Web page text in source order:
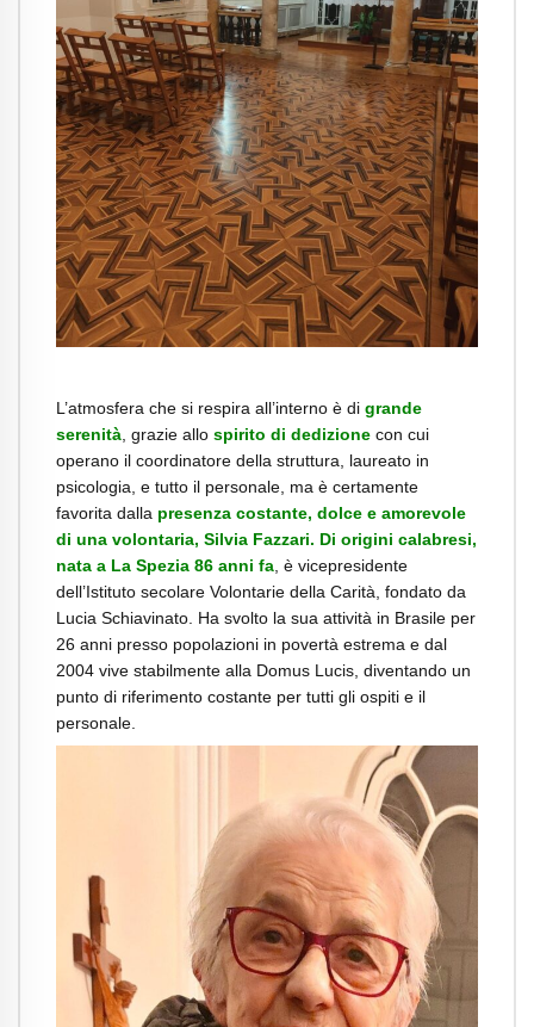
L’atmosfera che si respira all’interno è di grande
serenità , grazie allo spirito di dedizione con cui
operano il coordinatore della struttura, laureato in
psicologia, e tutto il personale, ma è certamente
favorita dalla presenza costante, dolce e amorevole
di una volontaria, Silvia Fazzari. Di origini calabresi,
nata a La Spezia 86 anni fa , è vicepresidente
dell’Istituto secolare Volontarie della Carità, fondato da
Lucia Schiavinato. Ha svolto la sua attività in Brasile per
26 anni presso popolazioni in povertà estrema e dal
2004 vive stabilmente alla Domus Lucis, diventando un
punto di riferimento costante per tutti gli ospiti e il
personale.